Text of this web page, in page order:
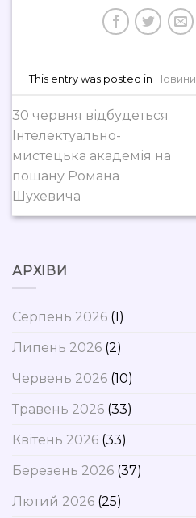
This entry was posted in Новини
30 червня відбудеться
Інтелектуально-
мистецька академія на
пошану Романа
Шухевича
АРХІВИ
Серпень 2026 (1)
Липень 2026 (2)
Червень 2026 (10)
Травень 2026 (33)
Квітень 2026 (33)
Березень 2026 (37)
Лютий 2026 (25)